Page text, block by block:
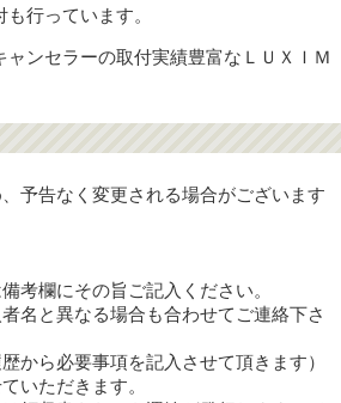
行っています。
ャンセラーの取付実績豊富なＬＵＸＩＭ
予告なく変更される場合がございます
考欄にその旨ご記入ください。
名と異なる場合も合わせてご連絡下さ
から必要事項を記入させて頂きます）
いただきます。